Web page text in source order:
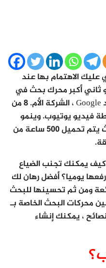
عليك الاهتمام بها عند
ثاني أكبر محرك بحث في
العالم – في المرتبة الثانية بعد Google ، الشركة الأم. 8 من
فيديو يوتيوب. وينمو
النظام الأساسي باستمرار ، حيث يتم تحميل 500 ساعة من
يمكنك تجنب الضياع
يوميا؟ أفضل رهان لك
ومن ثم تحسينها للبحث
محركات البحث الخاصة بـ
، يمكنك إنشاء